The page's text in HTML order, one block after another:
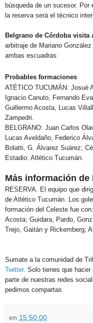
búsqueda de un sucesor.
la reserva será el técnico
Belgrano de Córdoba visita
arbitraje de Mariano
ambas escuadras:
Probables formaciones
ATÉTICO TUCUMÁN: Josué
Ignacio Canuto, Fernando
Guillermo Acosta, Lucas
Zampedri.
BELGRANO: Juan Carlos
Lucas Aveldaño, Federico
Bolatti, G. Álvarez Suárez;
Estadio: Atlético Tucumán.
Más información
RESERVA. El equipo que
de Atlético Tucumán. Los
formación del Celeste fue con:
Acosta; Guidara, Pardo,
Trejo, Gaitán y Rickemberg;
Sumate a la comunidad de
Twitter. Solo tienes que
parte de nuestras redes
pedimos compartas
en 15:50:00